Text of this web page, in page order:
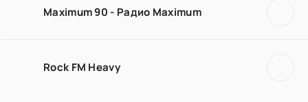
Maximum 90 - Радио Maximum
Rock FM Heavy